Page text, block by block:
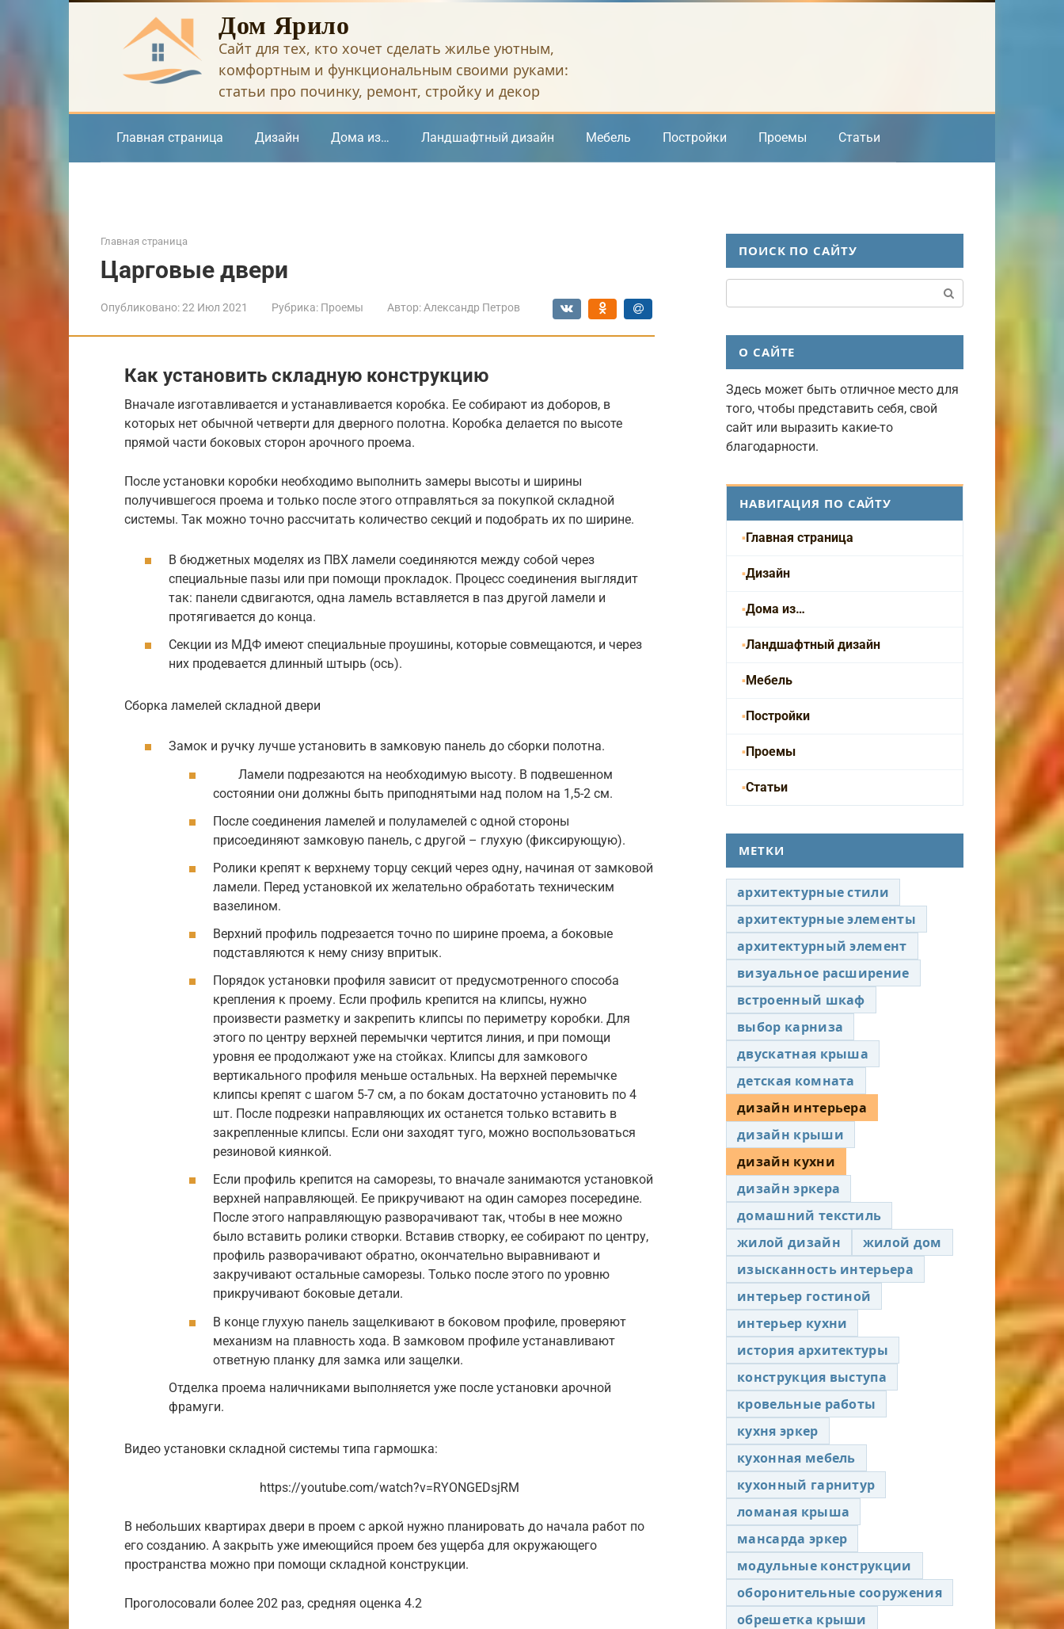
Дом Ярило
Сайт для тех, кто хочет сделать жилье уютным,
комфортным и функциональным своими руками:
статьи про починку, ремонт, стройку и декор
Главная страница Дизайн Дома из… Ландшафтный дизайн Мебель Постройки Проемы Статьи
Главная страница
Царговые двери
Опубликовано:22 Июл 2021 Рубрика: Проемы Автор: Александр Петров
Как установить складную конструкцию
Вначале изготавливается и устанавливается коробка. Ее собирают из доборов, в
которых нет обычной четверти для дверного полотна. Коробка делается по высоте
прямой части боковых сторон арочного проема.
После установки коробки необходимо выполнить замеры высоты и ширины
получившегося проема и только после этого отправляться за покупкой складной
системы. Так можно точно рассчитать количество секций и подобрать их по ширине.
В бюджетных моделях из ПВХ ламели соединяются между собой через
специальные пазы или при помощи прокладок. Процесс соединения выглядит
так: панели сдвигаются, одна ламель вставляется в паз другой ламели и
протягивается до конца.
Секции из МДФ имеют специальные проушины, которые совмещаются, и через
них продевается длинный штырь (ось).
Сборка ламелей складной двери
Замок и ручку лучше установить в замковую панель до сборки полотна.
Ламели подрезаются на необходимую высоту. В подвешенном
состоянии они должны быть приподнятыми над полом на 1,5-2 см.
После соединения ламелей и полуламелей с одной стороны
присоединяют замковую панель, с другой – глухую (фиксирующую).
Ролики крепят к верхнему торцу секций через одну, начиная от замковой
ламели. Перед установкой их желательно обработать техническим
вазелином.
Верхний профиль подрезается точно по ширине проема, а боковые
подставляются к нему снизу впритык.
Порядок установки профиля зависит от предусмотренного способа
крепления к проему. Если профиль крепится на клипсы, нужно
произвести разметку и закрепить клипсы по периметру коробки. Для
этого по центру верхней перемычки чертится линия, и при помощи
уровня ее продолжают уже на стойках. Клипсы для замкового
вертикального профиля меньше остальных. На верхней перемычке
клипсы крепят с шагом 5-7 см, а по бокам достаточно установить по 4
шт. После подрезки направляющих их останется только вставить в
закрепленные клипсы. Если они заходят туго, можно воспользоваться
резиновой киянкой.
Если профиль крепится на саморезы, то вначале занимаются установкой
верхней направляющей. Ее прикручивают на один саморез посередине.
После этого направляющую разворачивают так, чтобы в нее можно
было вставить ролики створки. Вставив створку, ее собирают по центру,
профиль разворачивают обратно, окончательно выравнивают и
закручивают остальные саморезы. Только после этого по уровню
прикручивают боковые детали.
В конце глухую панель защелкивают в боковом профиле, проверяют
механизм на плавность хода. В замковом профиле устанавливают
ответную планку для замка или защелки.
Отделка проема наличниками выполняется уже после установки арочной
фрамуги.
Видео установки складной системы типа гармошка:
https://youtube.com/watch?v=RYONGEDsjRM
В небольших квартирах двери в проем с аркой нужно планировать до начала работ по
его созданию. А закрыть уже имеющийся проем без ущерба для окружающего
пространства можно при помощи складной конструкции.
Проголосовали более 202 раз, средняя оценка 4.2
ПОИСК ПО САЙТУ
О САЙТЕ
Здесь может быть отличное место для
того, чтобы представить себя, свой
сайт или выразить какие-то
благодарности.
НАВИГАЦИЯ ПО САЙТУ
Главная страница
Дизайн
Дома из…
Ландшафтный дизайн
Мебель
Постройки
Проемы
Статьи
МЕТКИ
архитектурные стили
архитектурные элементы
архитектурный элемент
визуальное расширение
встроенный шкаф
выбор карниза
двускатная крыша
детская комната
дизайн интерьера
дизайн крыши
дизайн кухни
дизайн эркера
домашний текстиль
жилой дизайн
жилой дом
изысканность интерьера
интерьер гостиной
интерьер кухни
история архитектуры
конструкция выступа
кровельные работы
кухня эркер
кухонная мебель
кухонный гарнитур
ломаная крыша
мансарда эркер
модульные конструкции
оборонительные сооружения
обрешетка крыши